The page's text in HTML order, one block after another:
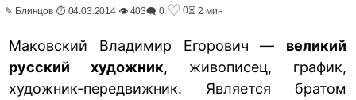
✎ Блинцов ⏱ 04.03.2014 👁 403🗨 0 ♡ 0⏳ 2 мин
Маковский Владимир Егорович — великий
русский художник, живописец, график,
художник-передвижник. Является братом